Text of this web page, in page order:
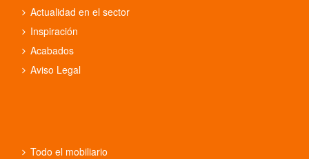
Actualidad en el sector
Inspiración
Acabados
Aviso Legal
Todo el mobiliario